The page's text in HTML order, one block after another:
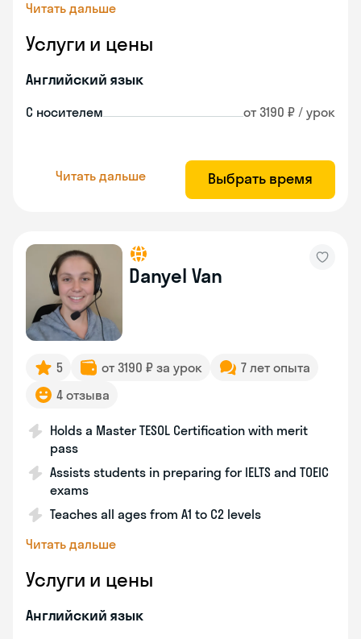
Читать дальше
Услуги и цены
Английский язык
С носителем от 3190 ₽ / урок
Читать дальше Выбрать время
Danyel Van
5 от 3190 ₽ за урок
7 лет опыта
4 отзыва
Holds a Master TESOL Certification with merit
pass
Assists students in preparing for IELTS and TOEIC
exams
Teaches all ages from A1 to C2 levels
Читать дальше
Услуги и цены
Английский язык